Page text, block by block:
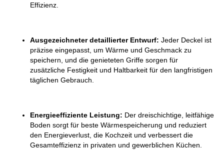
Effizienz.
Ausgezeichneter detaillierter Entwurf: Jeder Deckel ist
präzise eingepasst, um Wärme und Geschmack zu
speichern, und die genieteten Griffe sorgen für
zusätzliche Festigkeit und Haltbarkeit für den langfristigen
täglichen Gebrauch.
Energieeffiziente Leistung: Der dreischichtige, leitfähige
Boden sorgt für beste Wärmespeicherung und reduziert
den Energieverlust, die Kochzeit und verbessert die
Gesamteffizienz in privaten und gewerblichen Küchen.